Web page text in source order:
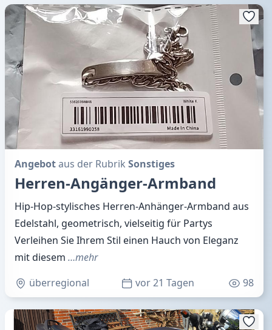
Angebotaus der Rubrik Sonstiges
Herren-Angänger-Armband
Hip-Hop-stylisches Herren-Anhänger-Armband aus
Edelstahl, geometrisch, vielseitig für Partys
Verleihen Sie Ihrem Stil einen Hauch von Eleganz
mit diesem …mehr
überregional
vor 21 Tagen 98